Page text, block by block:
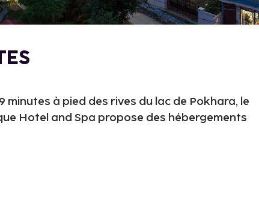
minutes à pied des rives du lac de Pokhara, le
Hotel and Spa propose des hébergements